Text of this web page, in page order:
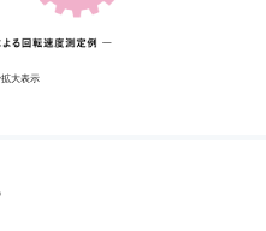
大表示